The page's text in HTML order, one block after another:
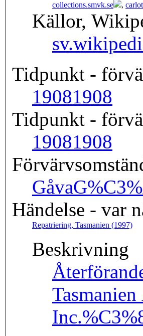
collections.smvk.se ,
Källor,
Tidpunkt -
19081908
Tidpunkt -
19081908
Gåva
Händelse - var
Repatriering, Tasmanien (1997)
Beskrivning
Inc.